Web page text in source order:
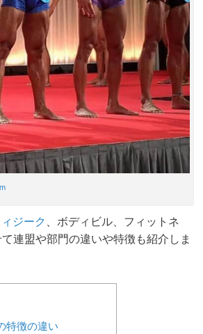
ジーク
、ボディビル、フィットネ
連盟や部門の違いや特徴も紹介しま
特徴の違い